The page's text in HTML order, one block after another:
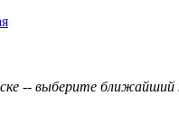
-- выберите ближайший